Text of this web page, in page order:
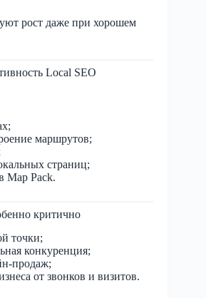
рост даже при хорошем
Local SEO
маршрутов;
страниц;
Map Pack.
критично
точки;
конкуренция;
продаж;
от звонков и визитов.